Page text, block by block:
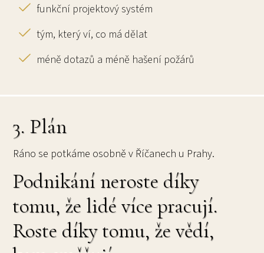
funkční projektový systém
tým, který ví, co má dělat
méně dotazů a méně hašení požárů
3. Plán
Ráno se potkáme osobně v Říčanech u Prahy.
Podnikání neroste díky
tomu, že lidé více pracují.
Roste díky tomu, že vědí,